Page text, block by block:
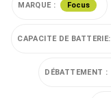
MARQUE : Focus
CAPACITE DE BATTERIE:
DÉBATTEMENT :